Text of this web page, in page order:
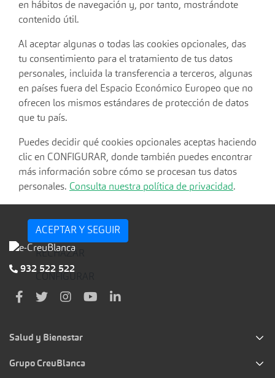
en hábitos de navegación y, por tanto, mostrándote
contenido útil.
Al aceptar algunas o todas las cookies opcionales, das
tu consentimiento para el tratamiento de tus datos
personales, incluida la transferencia a terceros, algunas
en países fuera del Espacio Económico Europeo que no
ofrecen los mismos estándares de protección de datos
que tu país.
Puedes decidir qué cookies opcionales aceptas haciendo
clic en CONFIGURAR, donde también puedes encontrar
más información sobre cómo se procesan tus datos
personales. Consulta nuestra política de privacidad.
ACEPTAR Y SEGUIR
RECHAZAR
932 522 522
Salud y Bienestar
Grupo CreuBlanca